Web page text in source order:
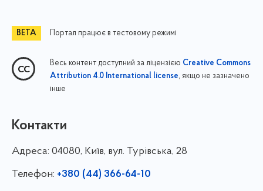
Портал працює в тестовому режимі
Весь контент доступний за ліцензією Creative Commons
Attribution 4.0 International license, якщо не зазначено
інше
Контакти
Адреса: 04080, Київ, вул. Турівська, 28
Телефон: +380 (44) 366-64-10